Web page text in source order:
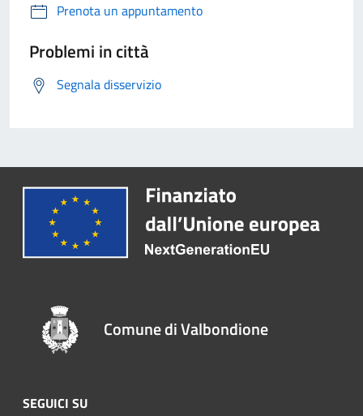
Prenota un appuntamento
Problemi in città
Segnala disservizio
Comune di Valbondione
SEGUICI SU